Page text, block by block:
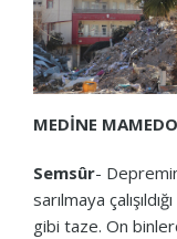
MEDİNE
Semsûr-
sarılmaya
gibi taze. On